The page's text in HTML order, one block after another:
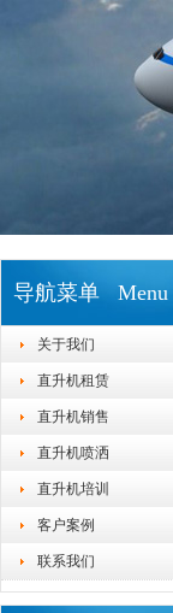
导航菜单 Menu
关于我们
直升机租赁
直升机销售
直升机喷洒
直升机培训
客户案例
联系我们